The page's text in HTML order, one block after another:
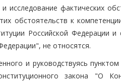
исследование фактических
обстоятельств к
Российской Федерации
не относятся.
и руководствуясь
закона "О